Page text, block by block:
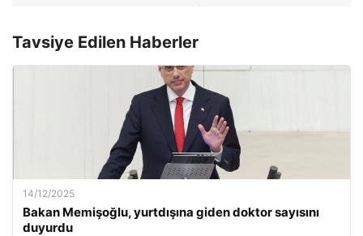
Tavsiye Edilen Haberler
14/12/2025
Bakan Memişoğlu, yurtdışına giden doktor sayısını
duyurdu